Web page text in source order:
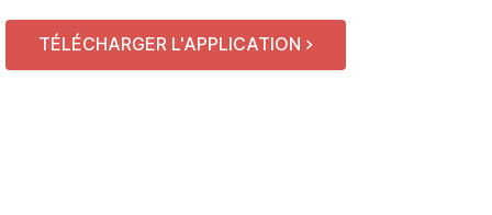
TÉLÉCHARGER L'APPLICATION >